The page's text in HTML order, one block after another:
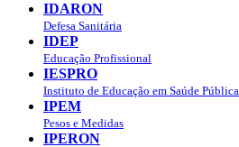
IDARON
Defesa Sanitária
IDEP
Educação Profissional
IESPRO
Instituto de Educação em Saúde Pública
IPEM
Pesos e Medidas
IPERON